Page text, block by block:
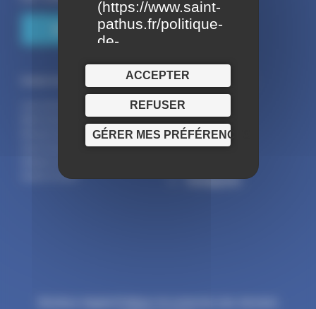
NOUS CONTACTER
Mardi : 9h-12h | 14h-17h30
Mercredi : 9h-12h | 14h-17h30
Jeudi : 9h-12h | 14h-19h
Samedi : 9h-12h30
Suivez la commune :
Facebook
X ( twitter )
Instagram
(https://www.saint-
pathus.fr/politique-
de-
ACCEPTER
REFUSER
GÉRER MES PRÉFÉRENCES